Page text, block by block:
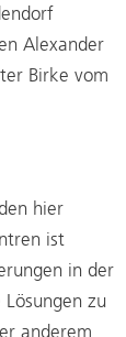
Alexander
Birke vom
hier
ist
in der
zu
anderem